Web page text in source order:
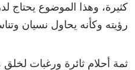
كثيرة، وهذا الموضوع يحتاج
رؤيته وكأنه يحاول نسيان
ثمة أحلام ثائرة ورغبات لخلق